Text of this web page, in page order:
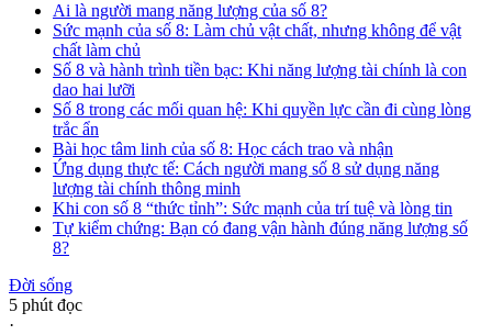
Ai là người mang năng lượng của số 8?
Sức mạnh của số 8: Làm chủ vật chất, nhưng không để vật
chất làm chủ
Số 8 và hành trình tiền bạc: Khi năng lượng tài chính là con
dao hai lưỡi
Số 8 trong các mối quan hệ: Khi quyền lực cần đi cùng lòng
trắc ẩn
Bài học tâm linh của số 8: Học cách trao và nhận
Ứng dụng thực tế: Cách người mang số 8 sử dụng năng
lượng tài chính thông minh
Khi con số 8 “thức tỉnh”: Sức mạnh của trí tuệ và lòng tin
Tự kiểm chứng: Bạn có đang vận hành đúng năng lượng số
8?
Đời sống
5 phút đọc
·